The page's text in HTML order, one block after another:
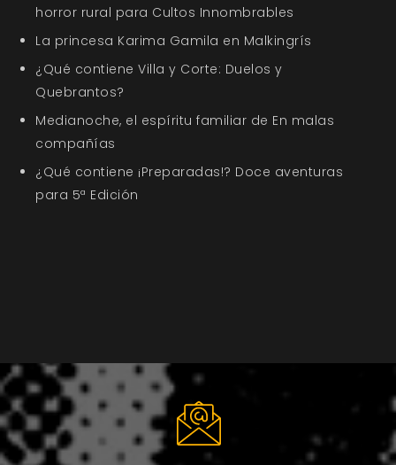
horror rural para Cultos Innombrables
La princesa Karima Gamila en Malkingrís
¿Qué contiene Villa y Corte: Duelos y
Quebrantos?
Medianoche, el espíritu familiar de En malas
compañías
¿Qué contiene ¡Preparadas!? Doce aventuras
para 5ª Edición